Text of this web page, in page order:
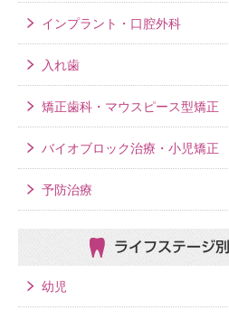
インプラント・口腔外科
入れ歯
矯正歯科・マウスピース型矯正
バイオブロック治療・小児矯正
予防治療
ライフステージ別
幼児